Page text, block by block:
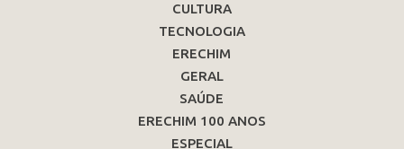
CULTURA
TECNOLOGIA
ERECHIM
GERAL
SAÚDE
ERECHIM 100 ANOS
ESPECIAL